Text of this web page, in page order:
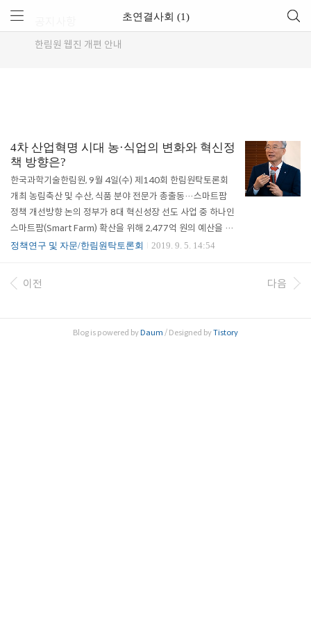
한림원 웹진 개편 안내
초연결사회 (1)
4차 산업혁명 시대 농·식업의 변화와 혁신정
책 방향은?
한국과학기술한림원, 9월 4일(수) 제140회 한림원탁토론회
개최 농림축산 및 수산, 식품 분야 전문가 총출동…스마트팜
정책 개선방향 논의 정부가 8대 혁신성장 선도 사업 중 하나인
스마트팜(Smart Farm) 확산을 위해 2,477억 원의 예산을 편
성하고 생태계 조성을 위한 거점 조성을 본격 추진하고 있는
책의 현주소를 짚어보고 향후 발전방향에 대해 논의하는 자리
가 마련됐다. 한국과학기술한림원(원장 한민구·이하 한림원)
향’을 주제로 ‘제140회 한림원탁토론회’를 개최했다. 스마트
정책연구 및 자문/한림원탁토론회 2019. 9. 5. 14:54
이전 다음
Blog is powered byDaum / Designed byTistory